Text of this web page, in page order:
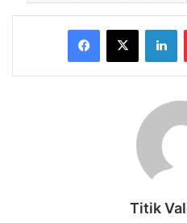
Facebook
X
Titik